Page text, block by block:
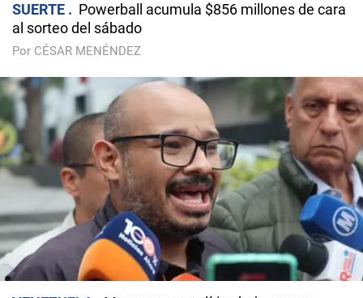
SUERTE
Powerball acumula $856 millones de cara
al sorteo del sábado
Por CÉSAR MENÉNDEZ